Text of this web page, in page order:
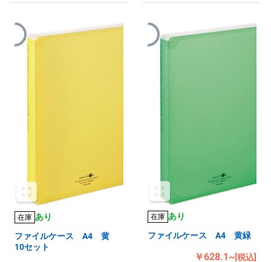
在庫 あり
ファイルケース A4 黄
10セット
在庫 あり
ファイルケース A4 黄緑
￥628.1~[税込]